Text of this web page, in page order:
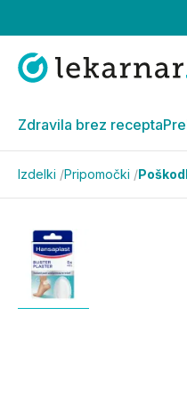
Zdravila brez recepta
Izdelki /Pripomočki /